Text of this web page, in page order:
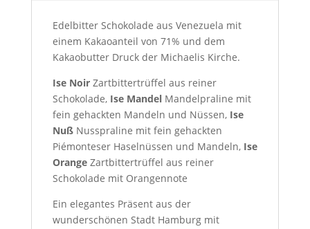
Edelbitter Schokolade aus Venezuela mit
einem Kakaoanteil von 71% und dem
Kakaobutter Druck der Michaelis Kirche.
Ise NoirZartbittertrüffel aus reiner
Schokolade, Ise MandelMandelpraline mit
fein gehackten Mandeln und Nüssen, Ise
NußNusspraline mit fein gehackten
Piémonteser Haselnüssen und Mandeln, Ise
Orange Zartbittertrüffel aus reiner
Schokolade mit Orangennote
Ein elegantes Präsent aus der
wunderschönen Stadt Hamburg mit